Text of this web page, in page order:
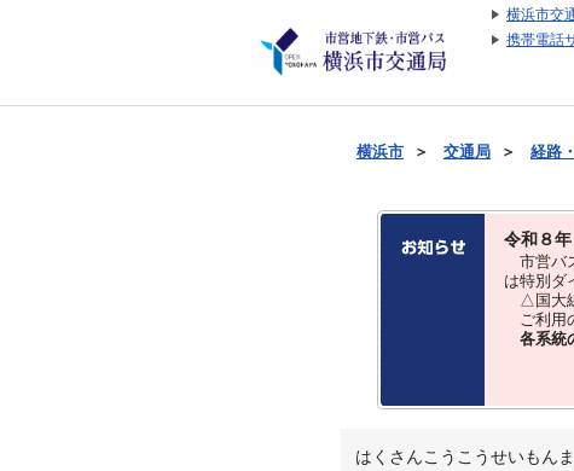
横浜市交
携帯電話
横浜市 ＞ 交通局 ＞ 経路
令和８
市営バ
は特別ダ
△国大線
ご利用
各系統
はくさんこうこうせいもんま